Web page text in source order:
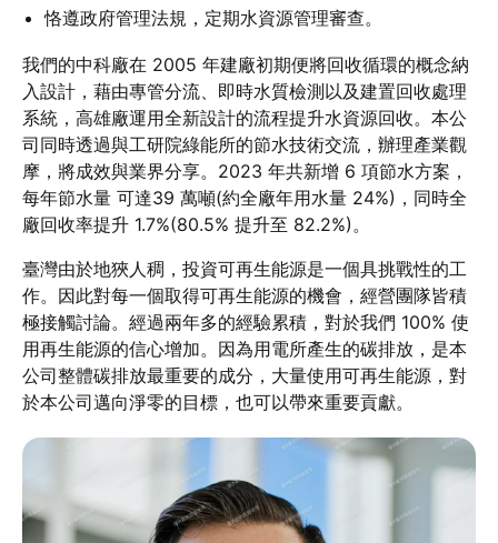
恪遵政府管理法規，定期水資源管理審查。
我們的中科廠在 2005 年建廠初期便將回收循環的概念納
入設計，藉由專管分流、即時水質檢測以及建置回收處理
系統，高雄廠運用全新設計的流程提升水資源回收。本公
司同時透過與工研院綠能所的節水技術交流，辦理產業觀
摩，將成效與業界分享。2023 年共新增 6 項節水方案，
每年節水量 可達39 萬噸(約全廠年用水量 24%)，同時全
廠回收率提升 1.7%(80.5% 提升至 82.2%)。
臺灣由於地狹人稠，投資可再生能源是一個具挑戰性的工
作。因此對每一個取得可再生能源的機會，經營團隊皆積
極接觸討論。經過兩年多的經驗累積，對於我們 100% 使
用再生能源的信心增加。因為用電所產生的碳排放，是本
公司整體碳排放最重要的成分，大量使用可再生能源，對
於本公司邁向淨零的目標，也可以帶來重要貢獻。